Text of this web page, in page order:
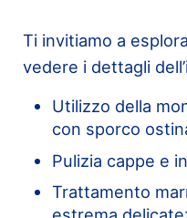
Ti invitiamo a
vedere i dettagli
Utilizzo della
con sporco
Pulizia cappe e
Trattamento